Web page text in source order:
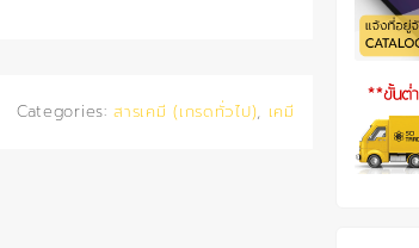
Categories:สารเคมี (เกรดทั่วไป), เคมี